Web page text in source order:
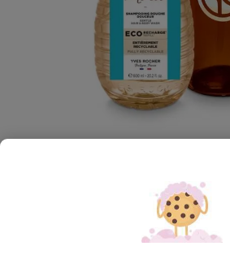
Special Set mit 1x
+ 1x Nachfüllbare